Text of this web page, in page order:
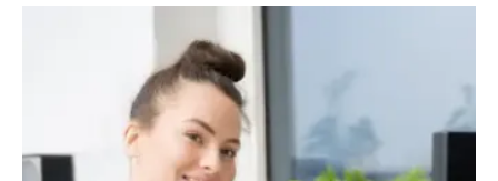
GEPÄCKTRÄGER :
MIK Systemgepäckträger